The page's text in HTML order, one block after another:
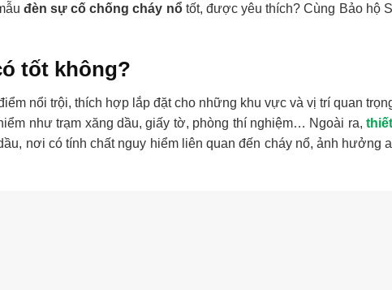
đèn sự cố chống cháy nổ tốt, được yêu thích? Cùng Bảo hộ
tốt không?
nổi trội, thích hợp lắp đặt cho những khu vực và vị trí quan
như trạm xăng dầu, giấy tờ, phòng thí nghiệm… Ngoài ra,
nơi có tính chất nguy hiểm liên quan đến cháy nổ, ảnh hưởng